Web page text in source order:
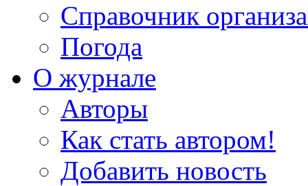
Справочник
Погода
О журнале
Авторы
Как стать автором!
Добавить новость